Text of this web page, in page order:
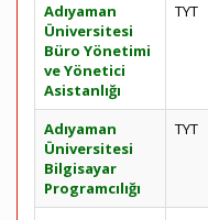
Adıyaman
Üniversitesi
Büro Yönetimi
ve Yönetici
Asistanlığı
TYT
Adıyaman
Üniversitesi
Bilgisayar
Programcılığı
TYT